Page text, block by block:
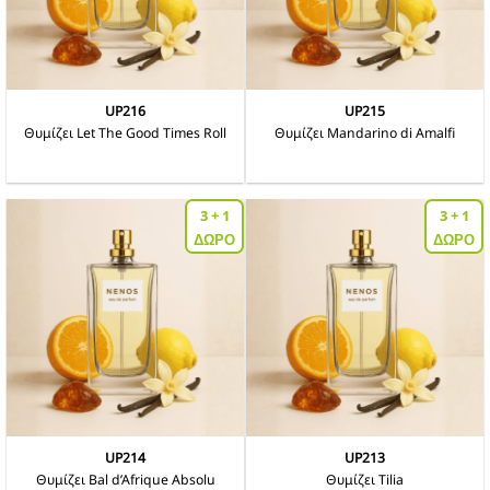
UP216
Θυμίζει Let The Good Times Roll
προϊόν
πολλαπλές
παραλλαγές.
Οι
επιλογές
μπορούν
να
επιλεγούν
στη
σελίδα
του
UP215
Θυμίζει Mandarino di Amalfi
προϊόν
πολλαπλές
παραλλαγές.
Οι
επιλογές
μπορούν
να
επιλεγούν
στη
σελίδα
του
3 + 1
ΔΩΡΟ
UP214
Θυμίζει Bal d’Afrique Absolu
3 + 1
ΔΩΡΟ
UP213
Θυμίζει Tilia